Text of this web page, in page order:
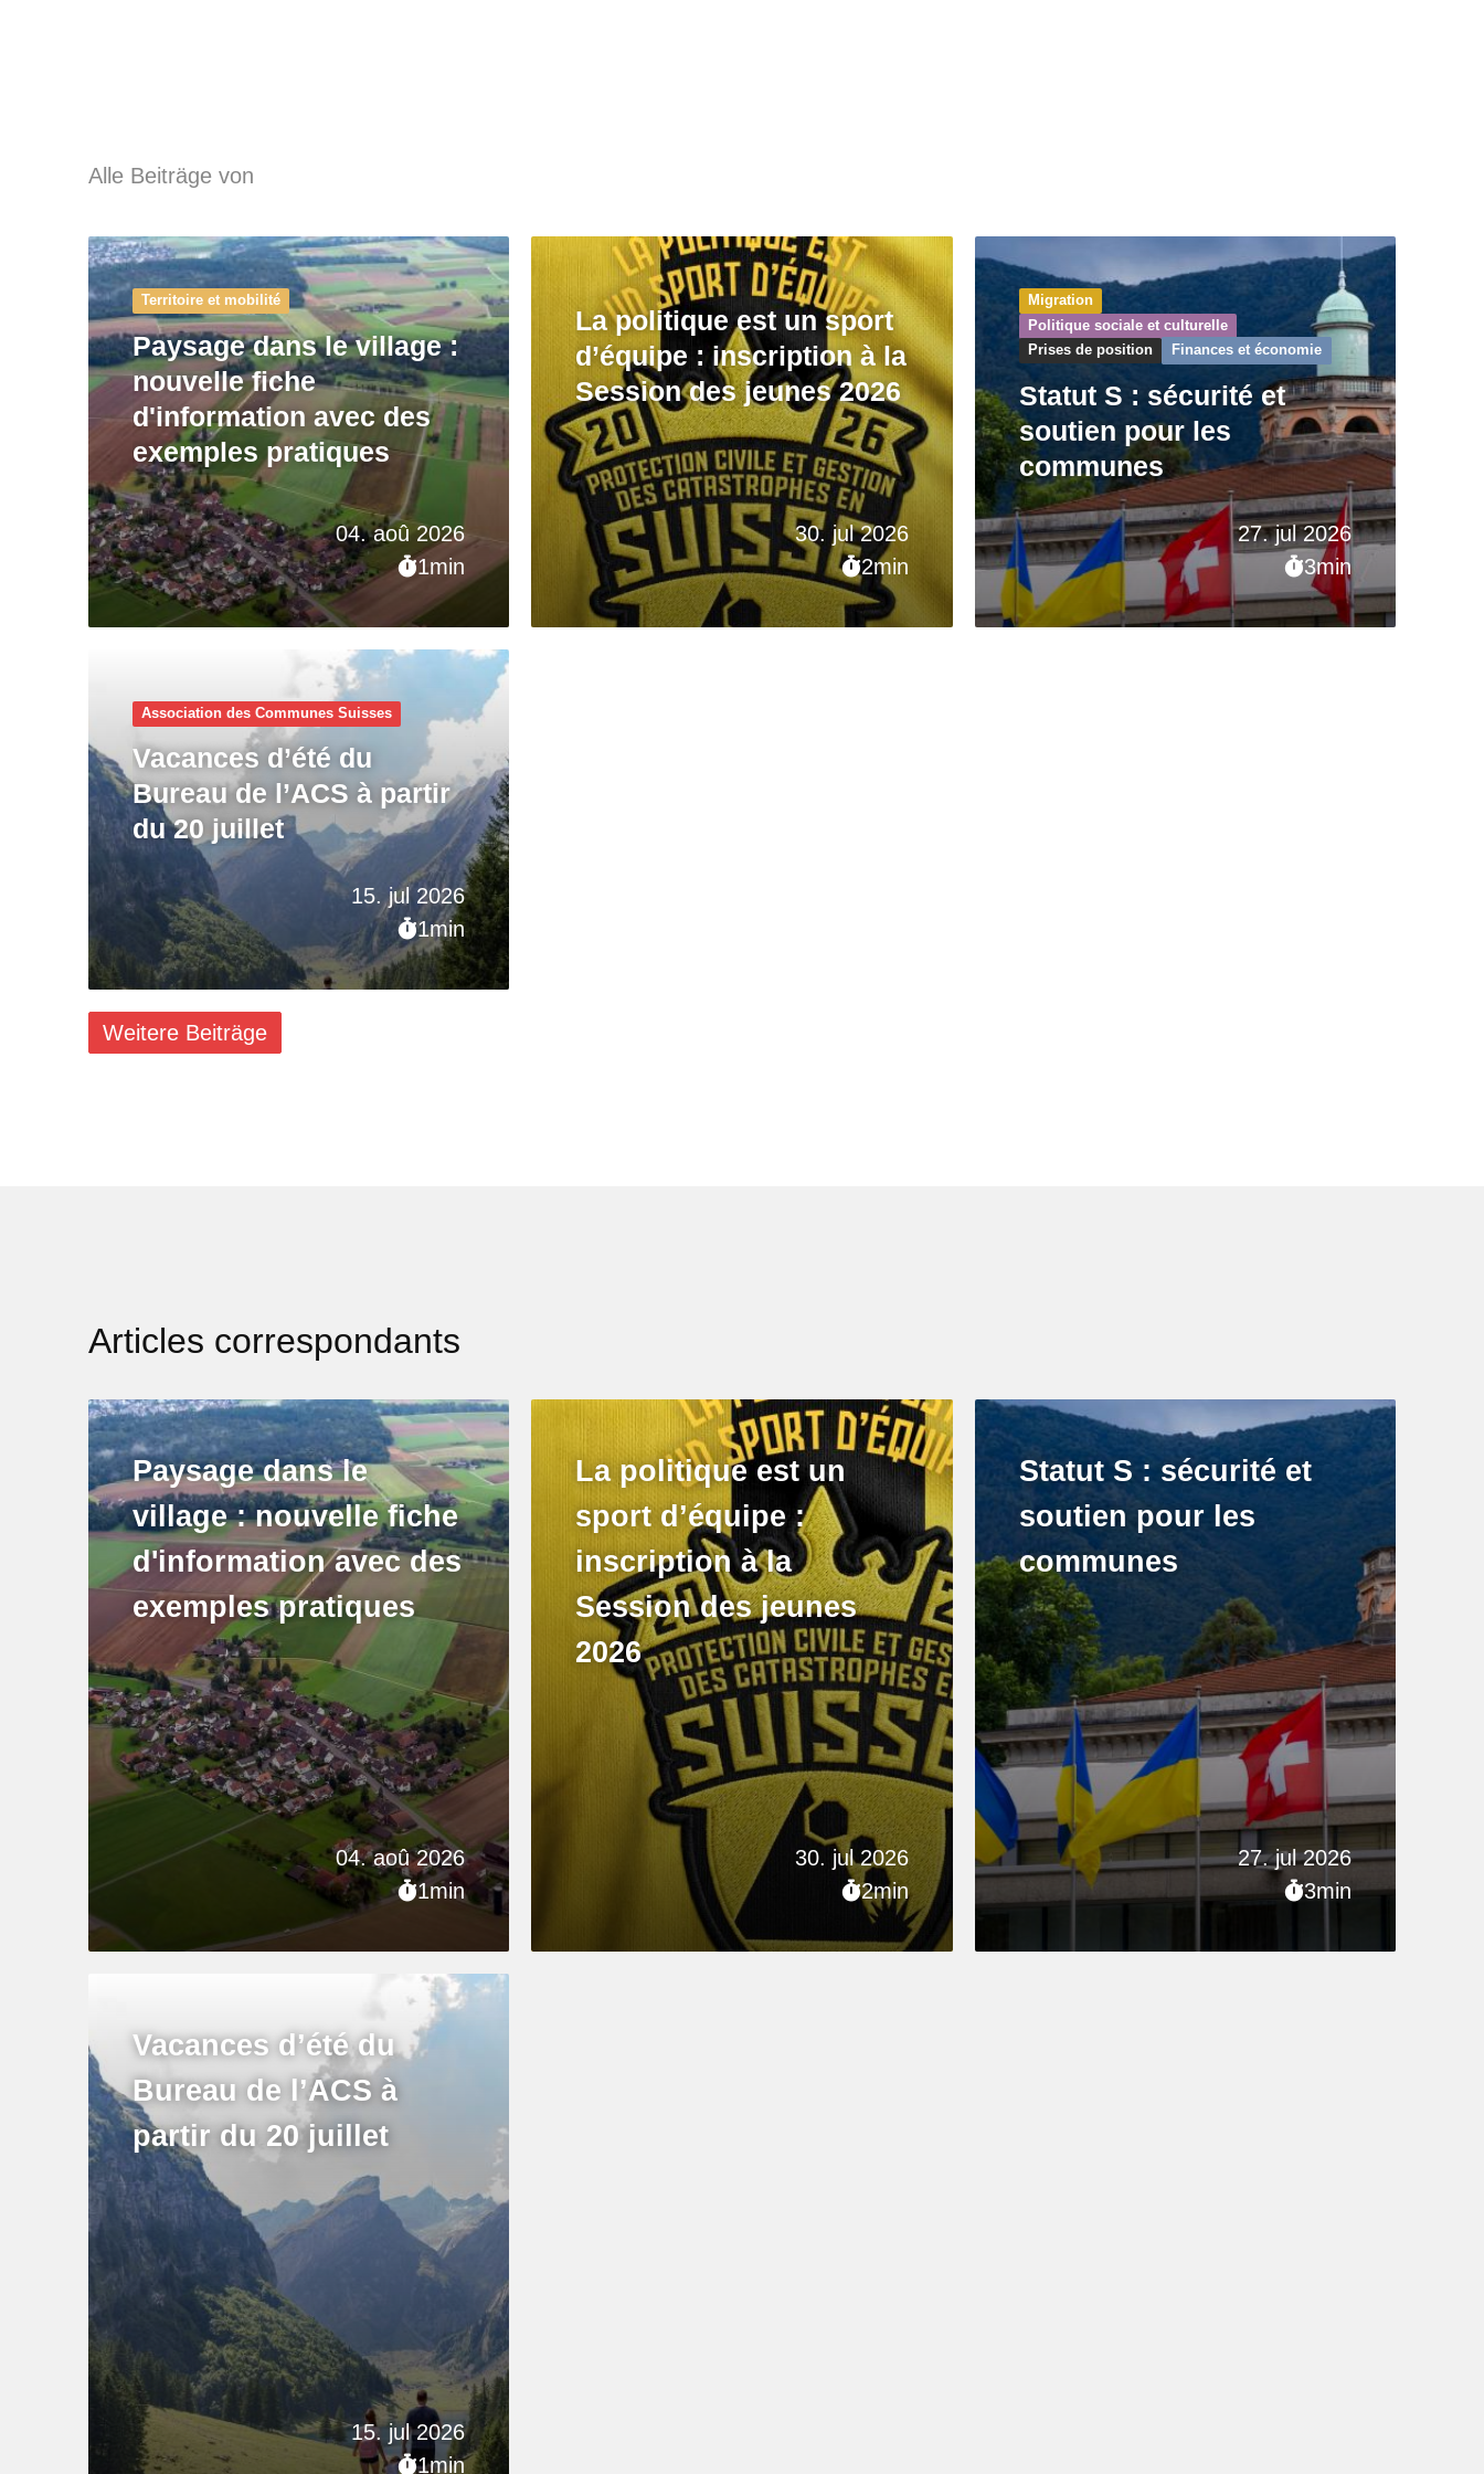
Alle Beiträge von
04. aoû 2026
1min
Territoire et mobilité
Paysage dans le village :
nouvelle fiche
d'information avec des
exemples pratiques
30. jul 2026
2min
La politique est un sport
d’équipe : inscription à la
Session des jeunes 2026
27. jul 2026
3min
Migration
Politique sociale et culturelle
Prises de position
Finances et économie
Statut S : sécurité et
soutien pour les
communes
15. jul 2026
1min
Association des Communes Suisses
Vacances d’été du
Bureau de l’ACS à partir
du 20 juillet
Weitere Beiträge
Articles correspondants
04. aoû 2026
1min
Paysage dans le
village : nouvelle fiche
d'information avec des
exemples pratiques
30. jul 2026
2min
La politique est un
sport d’équipe :
inscription à la
Session des jeunes
2026
27. jul 2026
3min
Statut S : sécurité et
soutien pour les
communes
15. jul 2026
1min
Vacances d’été du
Bureau de l’ACS à
partir du 20 juillet